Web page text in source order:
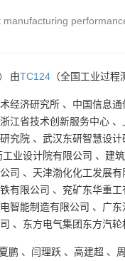
由TC124 （全国工业过
经济研究所 、 中国信息
浙江省技术创新服务中心 、
究院 、 武汉东研智慧设计
工业设计院有限公司 、 建
司 、 天津渤化化工发展有
有限公司 、 兖矿东华重工
智能制造有限公司 、 广东
、 东方电气集团东方汽轮
夏鹏 、 闫理跃 、 高建超 、